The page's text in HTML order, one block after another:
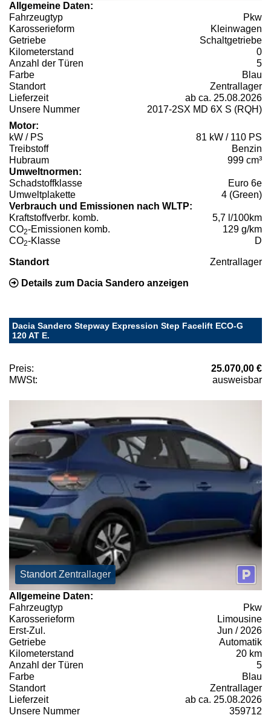
Allgemeine Daten:
Fahrzeugtyp
Pkw
Karosserieform
Kleinwagen
Getriebe
Schaltgetriebe
Kilometerstand
0
Anzahl der Türen
5
Farbe
Blau
Standort
Zentrallager
Lieferzeit
ab ca. 25.08.2026
Unsere Nummer
2017-2SX MD 6X S (RQH)
Motor:
kW / PS
81 kW / 110 PS
Treibstoff
Benzin
Hubraum
999 cm³
Umweltnormen:
Schadstoffklasse
Euro 6e
Umweltplakette
4 (Green)
Verbrauch und Emissionen nach WLTP:
Kraftstoffverbr. komb.
5,7 l/100km
CO2-Emissionen komb.
129 g/km
CO2-Klasse D
Standort Zentrallager
Details zum Dacia Sandero anzeigen
Dacia Sandero Stepway Expression Step Facelift ECO-G
120 AT E.
Preis:
25.070,00 €
MWSt:
ausweisbar
Standort Zentrallager
Allgemeine Daten:
Fahrzeugtyp
Pkw
Karosserieform
Limousine
Erst-Zul.
Jun / 2026
Getriebe
Automatik
Kilometerstand
20 km
Anzahl der Türen
5
Farbe
Blau
Standort
Zentrallager
Lieferzeit
ab ca. 25.08.2026
Unsere Nummer
359712